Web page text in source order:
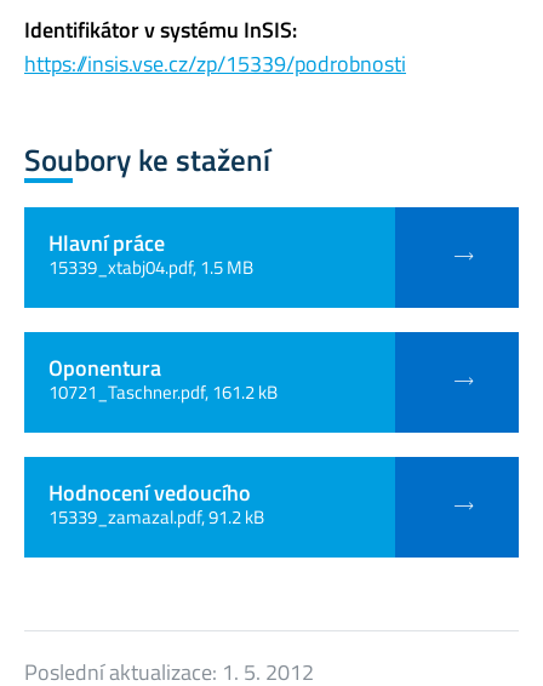
Identifikátor v systému InSIS:
https://insis.vse.cz/zp/15339/podrobnosti
Soubory ke stažení
Hlavní práce
15339_xtabj04.pdf, 1.5 MB
Oponentura
10721_Taschner.pdf, 161.2 kB
Hodnocení vedoucího
15339_zamazal.pdf, 91.2 kB
Poslední aktualizace: 1. 5. 2012